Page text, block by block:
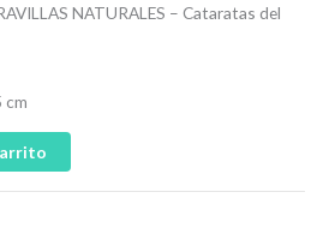
NATURALES – Cataratas del
cm